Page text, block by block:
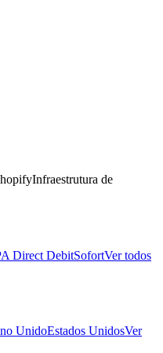
Infraestrutura de
Direct DebitSofortVer todos
UnidoEstados UnidosVer